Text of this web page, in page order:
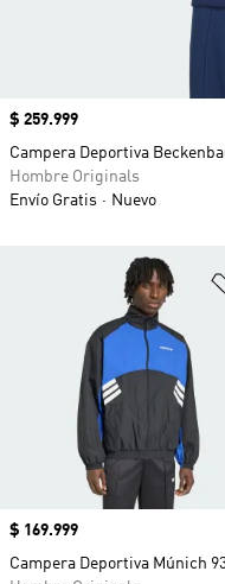
Precio
$ 169.999
Campera Deportiva Múnich
Precio
$ 259.999
Campera Deportiva
Hombre Originals
Envío Gratis
Nuevo